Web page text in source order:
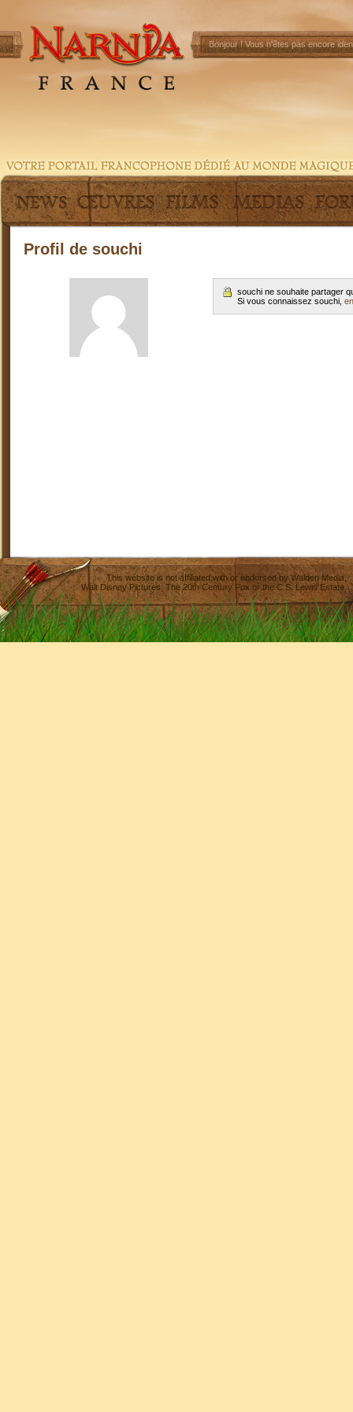
Bonjour !Vous n'êtes pas encore
Profil de souchi
souchi ne souhaite partager
Si vous connaissez souchi,
This website is not affiliated with or endorsed byWalden Media
Walt Disney Pictures,The 20th Century Fox or the C.S. Lewis Estate.